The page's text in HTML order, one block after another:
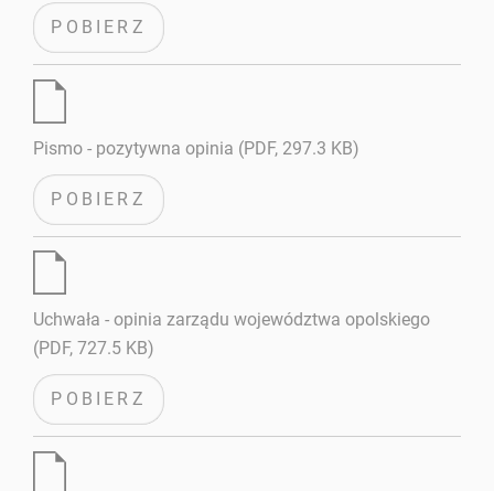
POBIERZ
Pismo - pozytywna opinia (PDF, 297.3 KB)
POBIERZ
Uchwała - opinia zarządu województwa opolskiego
(PDF, 727.5 KB)
POBIERZ